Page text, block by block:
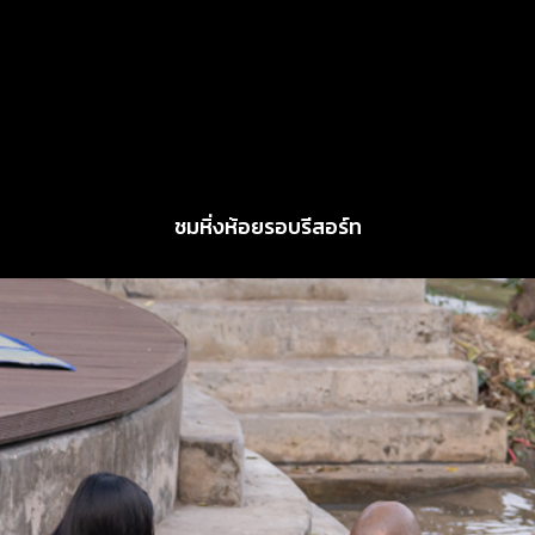
ชมหิ่งห้อยรอบรีสอร์ท
อ่านเพิ่ม